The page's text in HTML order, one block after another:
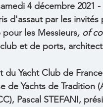
4 décembre 2021
d'assaut par les
les Messieurs, of
et de ports,
du Yacht Club de
de Yachts de Tradition
Pascal STEFANI,